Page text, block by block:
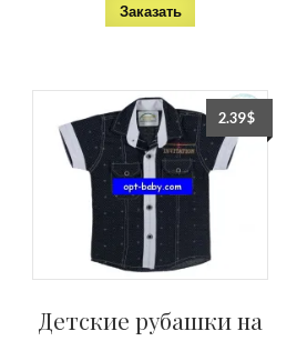
Заказать
Детские рубашки на
2.39$